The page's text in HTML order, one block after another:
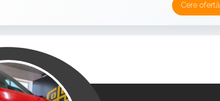
Cere ofertă